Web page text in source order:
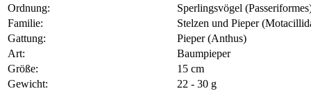
Ordnung:
Sperlingsvögel
Familie:
Stelzen und Pieper
Gattung:
Pieper (Anthus)
Art:
Baumpieper
Größe:
15 cm
Gewicht:
22 - 30 g